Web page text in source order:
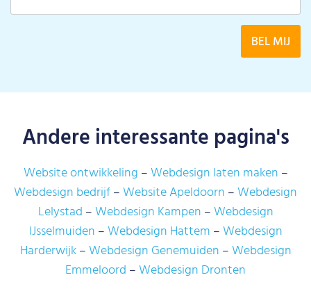
Andere interessante pagina's
Website ontwikkeling
Webdesign laten maken
Webdesign bedrijf
Website Apeldoorn
Webdesign
Lelystad
Webdesign Kampen
Webdesign
IJsselmuiden
Webdesign Hattem
Webdesign
Harderwijk
Webdesign Genemuiden
Webdesign
Emmeloord
Webdesign Dronten